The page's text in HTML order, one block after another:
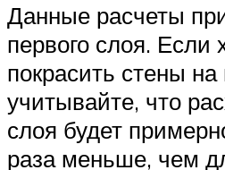
Данные расчеты
первого слоя. Если
покрасить стены на
учитывайте, что
слоя будет
раза меньше, чем